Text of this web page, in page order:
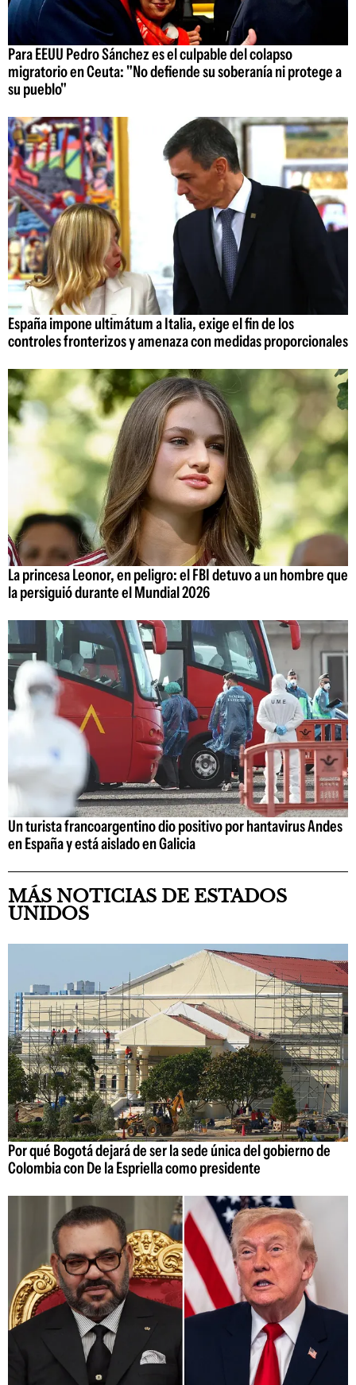
Para EEUU Pedro Sánchez es el culpable del colapso
migratorio en Ceuta: "No defiende su soberanía ni protege a
su pueblo"
España impone ultimátum a Italia, exige el fin de los
controles fronterizos y amenaza con medidas proporcionales
La princesa Leonor, en peligro: el FBI detuvo a un hombre que
la persiguió durante el Mundial 2026
Un turista francoargentino dio positivo por hantavirus Andes
en España y está aislado en Galicia
MÁS NOTICIAS DE ESTADOS
UNIDOS
Por qué Bogotá dejará de ser la sede única del gobierno de
Colombia con De la Espriella como presidente